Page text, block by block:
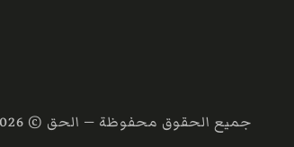
جميع الحقوق محفوظة — الحق ©